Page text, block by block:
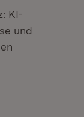
Fenster)
KI-
und